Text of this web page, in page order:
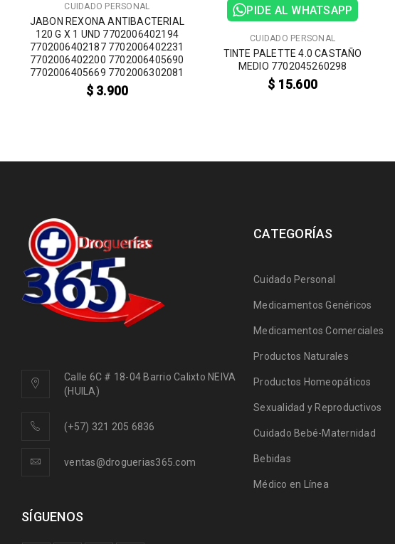
CUIDADO PERSONAL
JABON REXONA ANTIBACTERIAL
120 G X 1 UND 7702006402194
7702006402187 7702006402231
7702006402200 7702006405690
7702006405669 7702006302081
$3.900
PIDE AL WHATSAPP
CUIDADO PERSONAL
TINTE PALETTE 4.0 CASTAÑO
MEDIO 7702045260298
$ 15.600
Calle 6C # 18-04 Barrio Calixto NEIVA
(HUILA)
(+57) 321 205 6836
ventas@droguerias365.com
SÍGUENOS
CATEGORÍAS
Cuidado Personal
Medicamentos Genéricos
Medicamentos Comerciales
Productos Naturales
Productos Homeopáticos
Sexualidad y Reproductivos
Cuidado Bebé-Maternidad
Bebidas
Médico en Línea